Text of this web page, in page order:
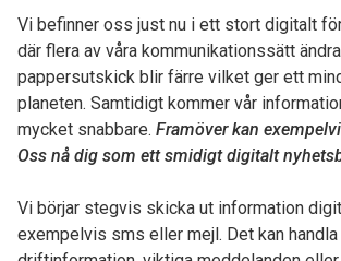
Vi befinner oss just nu i ett stort digitalt
där flera av våra kommunikationssätt
pappersutskick blir färre vilket ger ett
planeten. Samtidigt kommer vår
mycket snabbare. Framöver kan
Oss nå dig som ett smidigt digitalt
Vi börjar stegvis skicka ut information
exempelvis sms eller mejl. Det kan